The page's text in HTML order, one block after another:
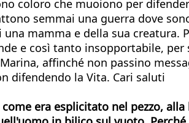
coloro che muoiono per
semmai una guerra dove
mamma e della sua creatura.
e così tanto insopportabile, per
affinché non passino
difendendo la Vita. Cari saluti
era esplicitato nel pezzo,